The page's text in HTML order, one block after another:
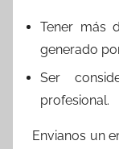
Tener más
generado
Ser
profesional.
Envianos un